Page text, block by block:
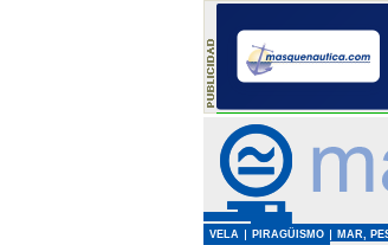
VELA PIRAGÜISMO MAR,